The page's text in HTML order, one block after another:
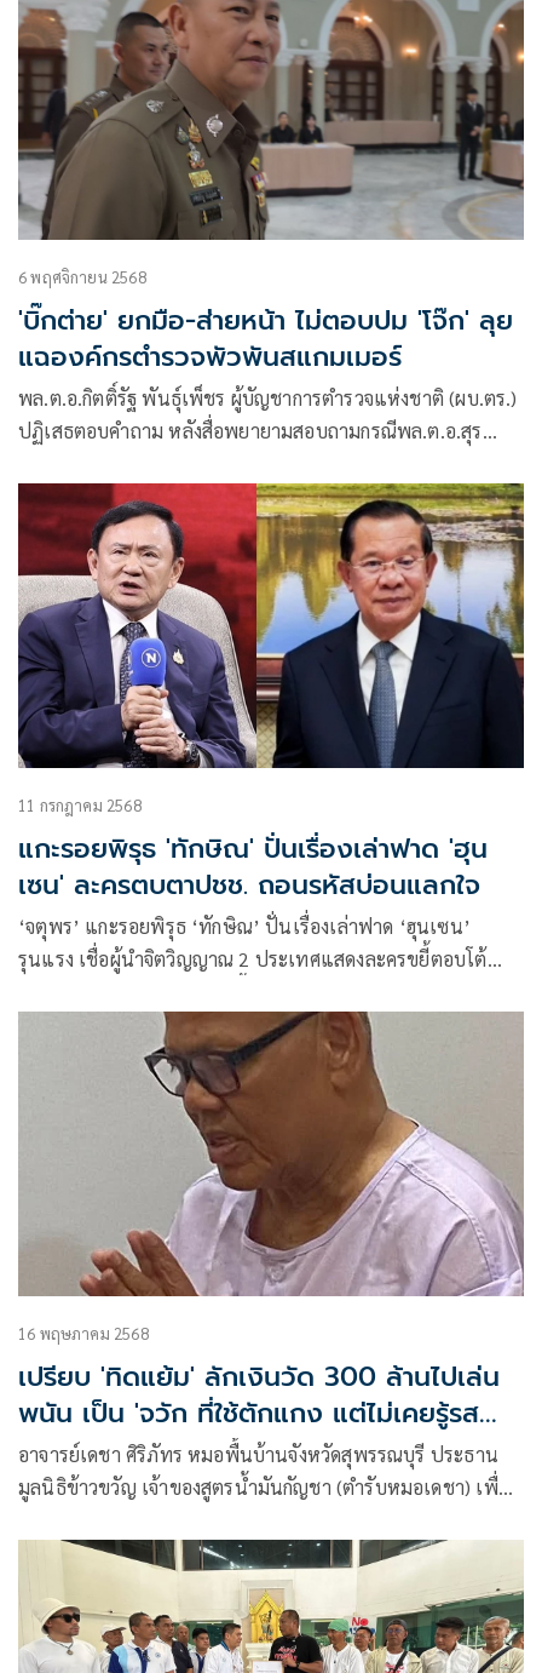
6 พฤศจิกายน 2568
'บิ๊กต่าย' ยกมือ-ส่ายหน้า ไม่ตอบปม 'โจ๊ก' ลุย
แฉองค์กรตำรวจพัวพันสแกมเมอร์
พล.ต.อ.กิตติ์รัฐ พันธุ์เพ็ชร ผู้บัญชาการตำรวจแห่งชาติ (ผบ.ตร.)
ปฏิเสธตอบคำถาม หลังสื่อพยายามสอบถามกรณีพล.ต.อ.สุร
ภายในอ
11 กรกฎาคม 2568
แกะรอยพิรุธ 'ทักษิณ' ปั่นเรื่องเล่าฟาด 'ฮุน
เซน' ละครตบตาปชช. ถอนรหัสบ่อนแลกใจ
‘จตุพร’ แกะรอยพิรุธ ‘ทักษิณ’ ปั่นเรื่องเล่าฟาด ‘ฮุนเซน’
รุนแรง เชื่อผู้นำจิตวิญญาณ 2 ประเทศแสดงละครขยี้ตอบโต้
ใจเป็นหลังฉาก สทร. สะกดฮุนเซนเงียบกริบ หลุดทำพนัน
ออนไลน์ถูก กม.ซุกซ่อนใจต้องการ หนุนนิรโทษกรรมนำ 66/23
เป็นต้นแบบสร้างสันติสุขทุกฝ่าย ชี้เงื่อนไขรัฐบาลชั่วคราวเป็น
อาวุธเพื่อไทยใช้กำราบพรรคร่วมฯ
16 พฤษภาคม 2568
เปรียบ 'ทิดแย้ม' ลักเงินวัด 300 ล้านไปเล่น
พนัน เป็น 'จวัก​ ที่ใช้ตักแกง​ แต่ไม่เคยรู้รส
แกง'
อาจารย์เดชา ศิริภัทร หมอพื้นบ้านจังหวัดสุพรรณบุรี ประธาน
มูลนิธิข้าวขวัญ เจ้าของสูตรน้ำมันกัญชา (ตำรับหมอเดชา) เพื่อ